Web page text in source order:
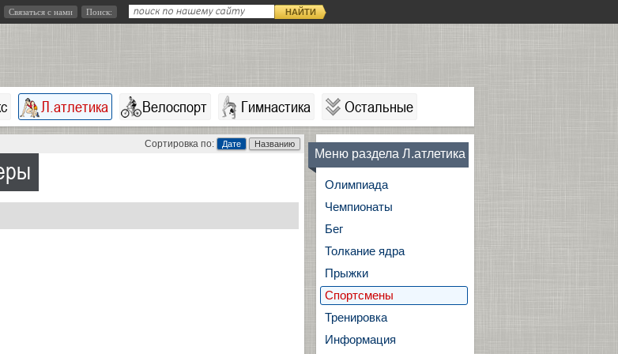
Связаться с нами Поиск: НАЙТИ
Л.атлетика Велоспорт Гимнастика Остальные
Сортировка по: Дате Названию
Меню раздела Л.атлетика
Олимпиада
Чемпионаты
Бег
Толкание ядра
Прыжки
Спортсмены
Тренировка
Информация